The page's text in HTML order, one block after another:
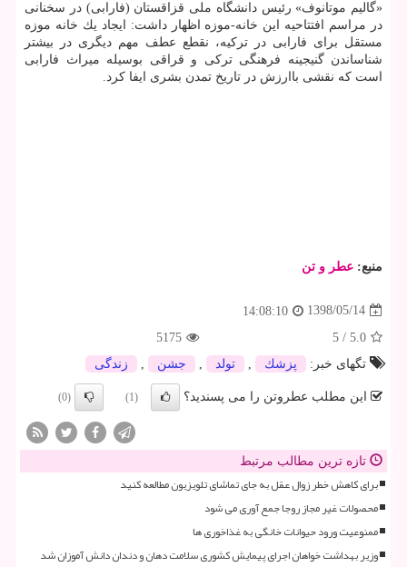
«گالیم موتانوف» رئیس دانشگاه ملی قزاقستان (فارابی) در سخنانی
در مراسم افتتاحیه این خانه-موزه اظهار داشت: ایجاد یك خانه موزه
مستقل برای فارابی در تركیه، نقطع عطف مهم دیگری در بیشتر
شناساندن گنیجینه فرهنگی تركی و قراقی بوسیله میراث فارابی
است كه نقشی باارزش در تاریخ تمدن بشری ایفا كرد.
منبع: عطر و تن
1398/05/14
14:08:10
5.0
/
5
5175
تگهای خبر:
پزشك تولد جشن زندگی
این مطلب عطروتن را می پسندید؟ (1)
(0)
تازه ترین مطالب مرتبط
برای کاهش خطر زوال عقل به جای تماشای تلویزیون مطالعه کنید
محصولات غیر مجاز روجا جمع آوری می شود
ممنوعیت ورود حیوانات خانگی به غذاخوری ها
وزیر بهداشت خواهان اجرای پیمایش کشوری سلامت دهان و دندان دانش آموزان شد